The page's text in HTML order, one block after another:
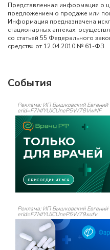
Представленная информация о
предложением о продаже или
Информация предназначена
стационарных аптеках,
со статьей 55 Федерального
средств» от 12.04.2010 № 61-ФЗ.
События
Реклама: ИП Вышковский
erid=F7NfYUJCUneP5W78VwNF
Реклама: ИП Вышковский
erid=F7NfYUJCUneP5W79xufv